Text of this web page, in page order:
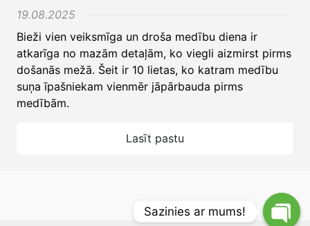
19.08.2025
Bieži vien veiksmīga un droša medību diena ir
atkarīga no mazām detaļām, ko viegli aizmirst pirms
došanās mežā. Šeit ir 10 lietas, ko katram medību
suņa īpašniekam vienmēr jāpārbauda pirms
medībām.
Lasīt pastu
Sazinies ar mums!